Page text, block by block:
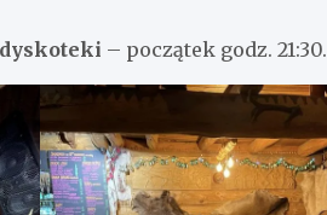
dyskoteki – początek godz. 21:30.